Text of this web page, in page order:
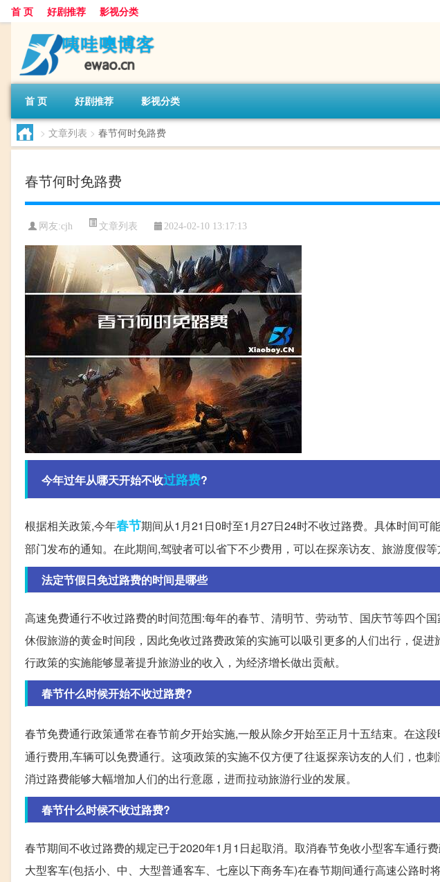
首 页 好剧推荐 影视分类
首 页 好剧推荐 影视分类
> 文章列表 > 春节何时免路费
春节何时免路费
网友:cjh 文章列表 2024-02-10 13:17:13
今年过年从哪天开始不收过路费?
根据相关政策,今年春节期间从1月21日0时至1月27日24时不收过路费。具体时间可
部门发布的通知。在此期间,驾驶者可以省下不少费用，可以在探亲访友、旅游度假等
法定节假日免过路费的时间是哪些
高速免费通行不收过路费的时间范围:每年的春节、清明节、劳动节、国庆节等四个
休假旅游的黄金时间段，因此免收过路费政策的实施可以吸引更多的人们出行，促
行政策的实施能够显著提升旅游业的收入，为经济增长做出贡献。
春节什么时候开始不收过路费?
春节免费通行政策通常在春节前夕开始实施,一般从除夕开始至正月十五结束。在这段
通行费用,车辆可以免费通行。这项政策的实施不仅方便了往返探亲访友的人们，也
消过路费能够大幅增加人们的出行意愿，进而拉动旅游行业的发展。
春节什么时候不收过路费?
春节期间不收过路费的规定已于2020年1月1日起取消。取消春节免收小型客车通行
大型客车(包括小、中、大型普通客车、七座以下商务车)在春节期间通行高速公路时